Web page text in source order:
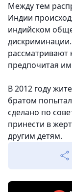
Между тем
Индии
индийском
рассматривают
предпочитая
В 2012 году
братом
сделано по
принести в
другим детям.